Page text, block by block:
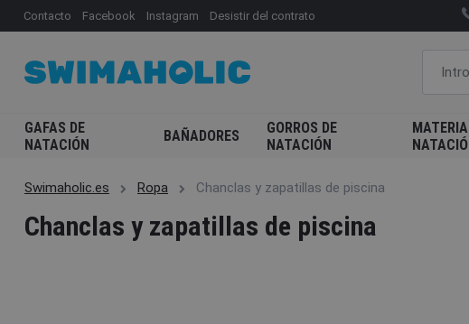
Contacto Facebook Instagram Desistir del contrato
GAFAS DE
NATACIÓN
BAÑADORES
GORROS DE
NATACIÓN
Swimaholic.es Ropa Chanclas y zapatillas de piscina
Chanclas y zapatillas de piscina